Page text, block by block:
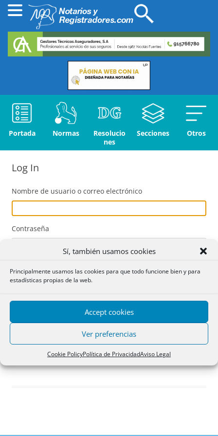
Sí, también usamos cookies
Principalmente usamos las cookies para que todo funcione bien y para
estadísticas propias de la web.
Accept cookies
Ver preferencias
Cookie PolicyPolítica de PrivacidadAviso Legal
Portada Normas
Resolucio
nes
Secciones Otros
Log In
Nombre de usuario o correo electrónico
Contraseña
Acceder
Registro
¿Has olvidado tu contraseña?